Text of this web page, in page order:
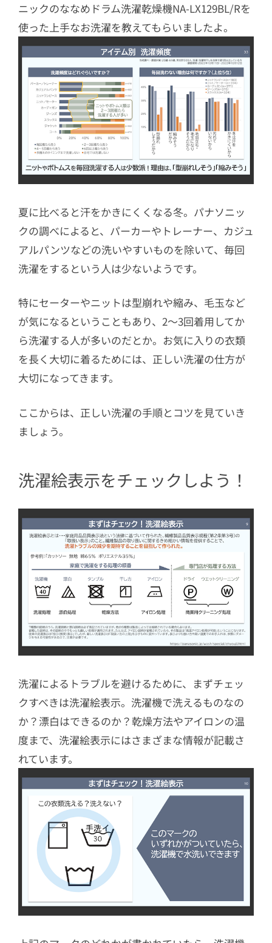
ニックのななめドラム洗濯乾燥機NA-LX129BL/Rを
使った上手なお洗濯を教えてもらいましたよ。
夏に比べると汗をかきにくくなる冬。パナソニッ
クの調べによると、パーカーやトレーナー、カジュ
アルパンツなどの洗いやすいものを除いて、毎回
洗濯をするという人は少ないようです。
特にセーターやニットは型崩れや縮み、毛玉など
が気になるということもあり、2〜3回着用してか
ら洗濯する人が多いのだとか。お気に入りの衣類
を長く大切に着るためには、正しい洗濯の仕方が
大切になってきます。
ここからは、正しい洗濯の手順とコツを見ていき
ましょう。
洗濯絵表示をチェックしよう！
洗濯によるトラブルを避けるために、まずチェッ
クすべきは洗濯絵表示。洗濯機で洗えるものなの
か？漂白はできるのか？乾燥方法やアイロンの温
度まで、洗濯絵表示にはさまざまな情報が記載さ
れています。